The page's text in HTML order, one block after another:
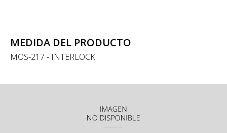
MEDIDA DEL PRODUCTO
MOS-217 - INTERLOCK